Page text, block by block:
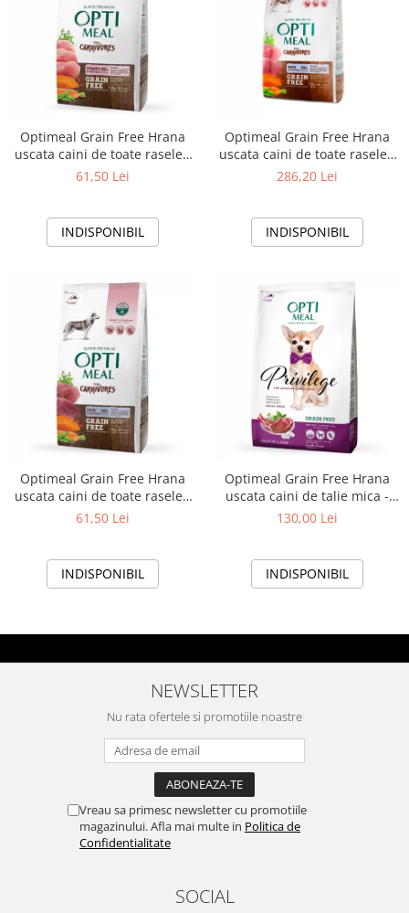
Optimeal Grain Free Hrana
uscata caini de toate rasele -
Curcan si legume, 1,5kg
61,50 Lei
INDISPONIBIL
Optimeal Grain Free Hrana
uscata caini de toate rasele -
Rata si legume, 10kg
286,20 Lei
INDISPONIBIL
Optimeal Grain Free Hrana
uscata caini de toate rasele -
Rata si legume, 1,5 kg
61,50 Lei
INDISPONIBIL
Optimeal Grain Free Hrana
uscata caini de talie mica -
continut ridicat de miel, 4kg
130,00 Lei
INDISPONIBIL
NEWSLETTER
Nu rata ofertele si promotiile noastre
Vreau sa primesc newsletter cu promotiile
magazinului. Afla mai multe in Politica de
Confidentialitate
SOCIAL